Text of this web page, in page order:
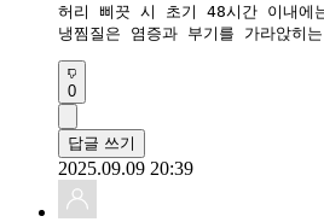
허리 삐끗 시 초기 48시간 이내에
냉찜질은 염증과 부기를 가라앉히
0
답글 쓰기
2025.09.09 20:39